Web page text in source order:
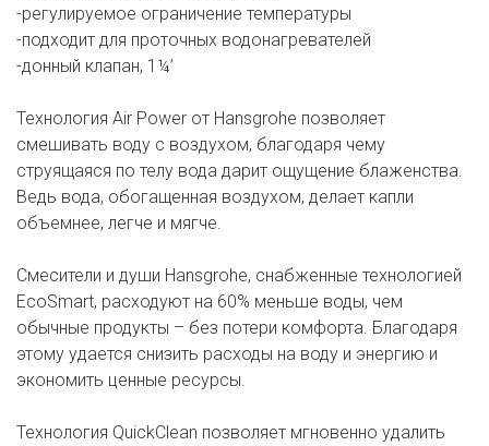
-регулируемое ограничение температуры
-подходит для проточных водонагревателей
-донный клапан, 1¼’
Технология Air Power от Hansgrohe позволяет
смешивать воду с воздухом, благодаря чему
струящаяся по телу вода дарит ощущение блаженства.
Ведь вода, обогащенная воздухом, делает капли
объемнее, легче и мягче.
Смесители и души Hansgrohe, снабженные технологией
EcoSmart, расходуют на 60% меньше воды, чем
обычные продукты – без потери комфорта. Благодаря
этому удается снизить расходы на воду и энергию и
экономить ценные ресурсы.
Технология QuickClean позволяет мгновенно удалить